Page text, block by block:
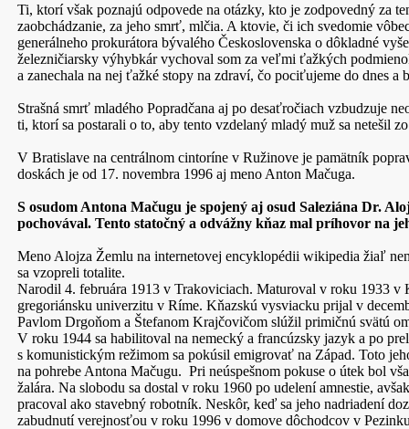
Ti, ktorí však poznajú odpovede na otázky, kto je zodpovedný za
zaobchádzanie, za jeho smrť, mlčia. A ktovie, či ich svedomie
generálneho prokurátora bývalého Československa o dôkladné
železničiarsky výhybkár vychoval som za veľmi ťažkých
a zanechala na nej ťažké stopy na zdraví, čo pociťujeme do dnes
Strašná smrť mladého Popradčana aj po desaťročiach vzbudzuje
ti, ktorí sa postarali o to, aby tento vzdelaný mladý muž sa netešil
V Bratislave na centrálnom cintoríne v Ružinove je pamätník
doskách je od 17. novembra 1996 aj meno Anton Mačuga.
S osudom Antona Mačugu je spojený aj osud Saleziána Dr.
pochovával. Tento statočný a odvážny kňaz mal príhovor na
Meno Alojza Žemlu na internetovej encyklopédii wikipedia žiaľ
sa vzopreli totalite.
Narodil 4. februára 1913 v Trakoviciach. Maturoval v roku 1933 v
gregoriánsku univerzitu v Ríme. Kňazskú vysviacku prijal v
Pavlom Drgoňom a Štefanom Krajčovičom slúžil primičnú svätú
V roku 1944 sa habilitoval na nemecký a francúzsky jazyk a po
s komunistickým režimom sa pokúsil emigrovať na Západ. Toto
na pohrebe Antona Mačugu. Pri neúspešnom pokuse o útek bol
žalára. Na slobodu sa dostal v roku 1960 po udelení amnestie,
pracoval ako stavebný robotník. Neskôr, keď sa jeho nadriadení
zabudnutí verejnosťou v roku 1996 v domove dôchodcov v